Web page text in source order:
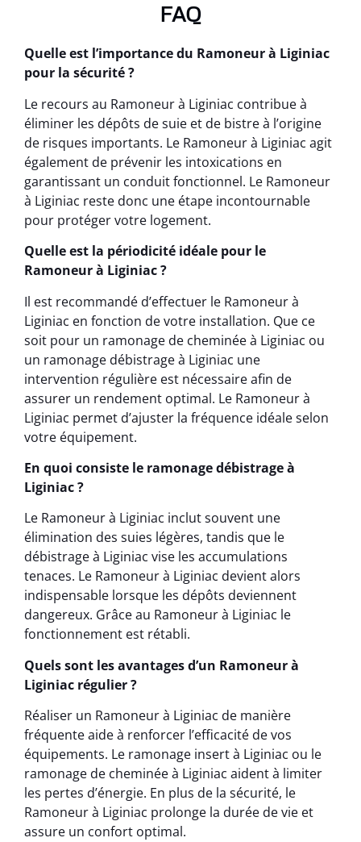
FAQ
Quelle est l’importance du Ramoneur à Liginiac
pour la sécurité ?
Le recours au Ramoneur à Liginiac contribue à
éliminer les dépôts de suie et de bistre à l’origine
de risques importants. Le Ramoneur à Liginiac agit
également de prévenir les intoxications en
garantissant un conduit fonctionnel. Le Ramoneur
à Liginiac reste donc une étape incontournable
pour protéger votre logement.
Quelle est la périodicité idéale pour le
Ramoneur à Liginiac ?
Il est recommandé d’effectuer le Ramoneur à
Liginiac en fonction de votre installation. Que ce
soit pour un ramonage de cheminée à Liginiac ou
un ramonage débistrage à Liginiac une
intervention régulière est nécessaire afin de
assurer un rendement optimal. Le Ramoneur à
Liginiac permet d’ajuster la fréquence idéale selon
votre équipement.
En quoi consiste le ramonage débistrage à
Liginiac ?
Le Ramoneur à Liginiac inclut souvent une
élimination des suies légères, tandis que le
débistrage à Liginiac vise les accumulations
tenaces. Le Ramoneur à Liginiac devient alors
indispensable lorsque les dépôts deviennent
dangereux. Grâce au Ramoneur à Liginiac le
fonctionnement est rétabli.
Quels sont les avantages d’un Ramoneur à
Liginiac régulier ?
Réaliser un Ramoneur à Liginiac de manière
fréquente aide à renforcer l’efficacité de vos
équipements. Le ramonage insert à Liginiac ou le
ramonage de cheminée à Liginiac aident à limiter
les pertes d’énergie. En plus de la sécurité, le
Ramoneur à Liginiac prolonge la durée de vie et
assure un confort optimal.